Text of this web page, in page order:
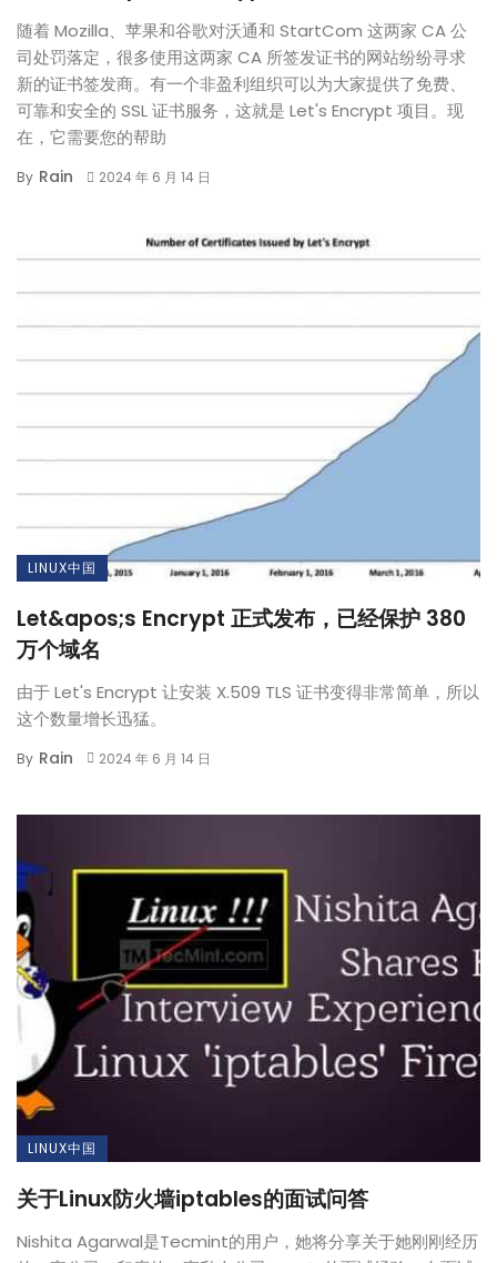
随着 Mozilla、苹果和谷歌对沃通和 StartCom 这两家 CA 公
司处罚落定，很多使用这两家 CA 所签发证书的网站纷纷寻求
新的证书签发商。有一个非盈利组织可以为大家提供了免费、
可靠和安全的 SSL 证书服务，这就是 Let's Encrypt 项目。现
在，它需要您的帮助
By Rain 2024 年 6 月 14 日
LINUX中国
Let&apos;s Encrypt 正式发布，已经保护 380
万个域名
由于 Let's Encrypt 让安装 X.509 TLS 证书变得非常简单，所以
这个数量增长迅猛。
By Rain 2024 年 6 月 14 日
LINUX中国
关于Linux防火墙iptables的面试问答
Nishita Agarwal是Tecmint的用户，她将分享关于她刚刚经历